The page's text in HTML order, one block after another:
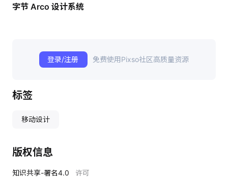
字节 Arco 设计系统
登录/注册 免费使用Pixso社区高质量资源
标签
移动设计
版权信息
知识共享-署名4.0 许可